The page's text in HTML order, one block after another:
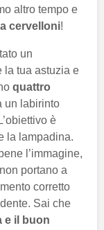
altro tempo e
cervelloni!
un
la tua astuzia e
quattro
un labirinto
è
la lampadina.
l’immagine,
portano a
corretto
Sai che
e il buon